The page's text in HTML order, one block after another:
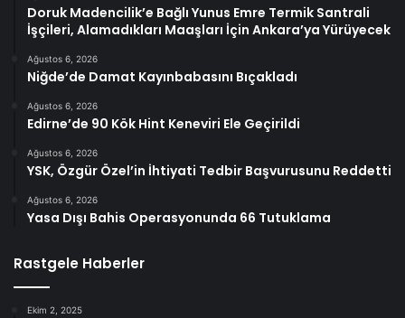
Doruk Madencilik’e Bağlı Yunus Emre Termik Santrali
İşçileri, Alamadıkları Maaşları İçin Ankara’ya Yürüyecek
Ağustos 6, 2026
Niğde’de Damat Kayınbabasını Bıçakladı
Ağustos 6, 2026
Edirne’de 90 Kök Hint Keneviri Ele Geçirildi
Ağustos 6, 2026
YSK, Özgür Özel’in İhtiyati Tedbir Başvurusunu Reddetti
Ağustos 6, 2026
Yasa Dışı Bahis Operasyonunda 66 Tutuklama
Rastgele Haberler
Ekim 2, 2025